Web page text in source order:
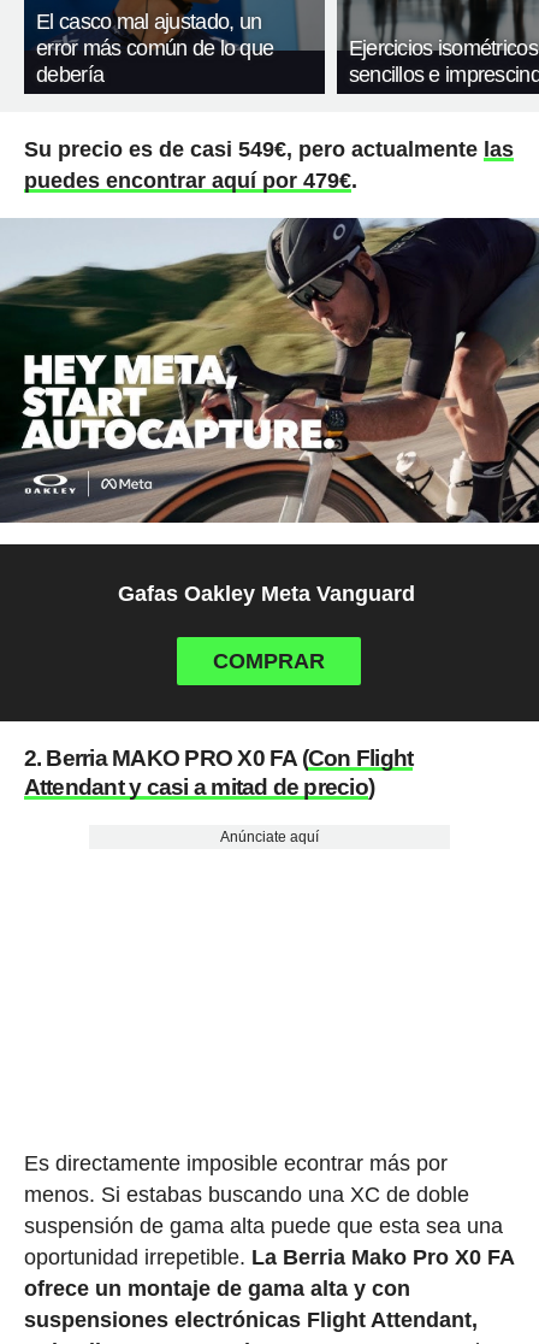
El casco mal ajustado, un
error más común de lo que
debería
Ejercicios
sencillos e
Su precio es de casi 549€, pero actualmente las
puedes encontrar aquí por 479€.
Gafas Oakley Meta Vanguard
COMPRAR
2. Berria MAKO PRO X0 FA (Con Flight
Attendant y casi a mitad de precio)
Anúnciate aquí
Es directamente imposible econtrar más por
menos. Si estabas buscando una XC de doble
suspensión de gama alta puede que esta sea una
oportunidad irrepetible. La Berria Mako Pro X0 FA
ofrece un montaje de gama alta y con
suspensiones electrónicas Flight Attendant,